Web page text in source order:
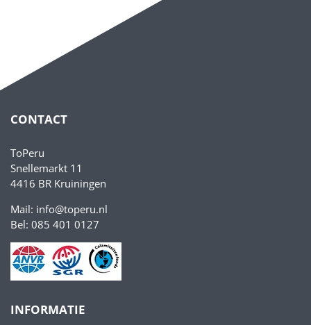
CONTACT
ToPeru
Snellemarkt 11
4416 BR Kruiningen
Mail: info@toperu.nl
Bel: 085 401 0127
INFORMATIE